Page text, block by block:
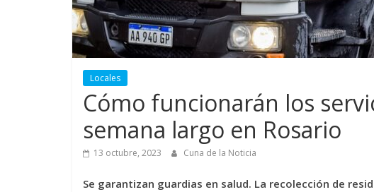
Locales
Cómo funcionarán los
semana largo en Rosario
13 octubre, 2023 Cuna de la Noticia
Se garantizan guardias en salud. La recolección de